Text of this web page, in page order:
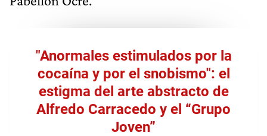
"Anormales estimulados por la
cocaína y por el snobismo": el
estigma del arte abstracto de
Alfredo Carracedo y el “Grupo
Joven”